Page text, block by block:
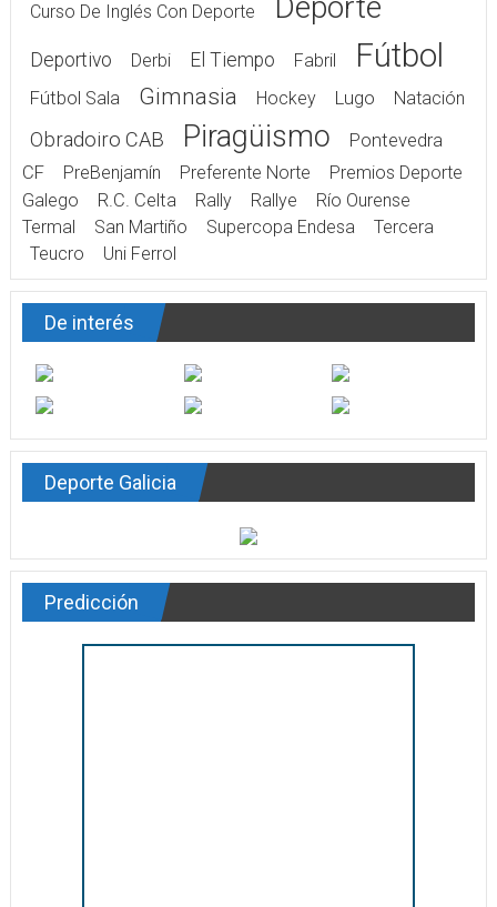
Curso De Inglés Con Deporte
Deporte
Deportivo Derbi El Tiempo Fabril Fútbol
Fútbol Sala Gimnasia Hockey Lugo Natación
Obradoiro CAB Piragüismo
Pontevedra
CF
PreBenjamín Preferente Norte
Premios Deporte
Galego
R.C. Celta Rally Rallye
Río Ourense
Termal
San Martiño Supercopa Endesa
Tercera
Teucro
Uni Ferrol
De interés
Deporte Galicia
Predicción